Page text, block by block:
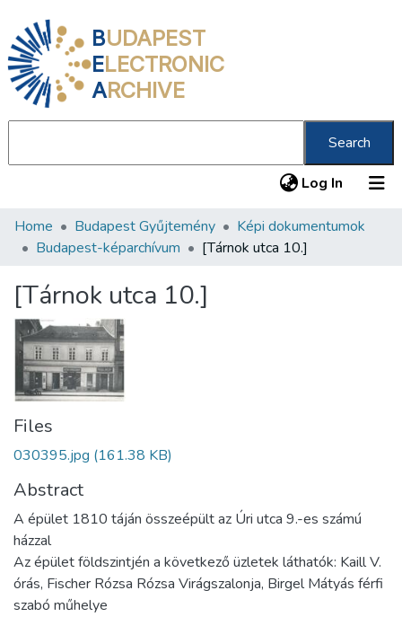
BUDAPEST
ELECTRONIC
ARCHIVE
Search
Log In (current)
Communities & Collections
Statistics
About us
Home Budapest Gyűjtemény
Képi dokumentumok
Budapest-képarchívum
[Tárnok utca 10.]
[Tárnok utca 10.]
Files
030395.jpg (161.38 KB)
Abstract
A épület 1810 táján összeépült az Úri utca 9.-es számú
házzal
Az épület földszintjén a következő üzletek láthatók: Kaill V.
órás, Fischer Rózsa Rózsa Virágszalonja, Birgel Mátyás férfi
szabó műhelye